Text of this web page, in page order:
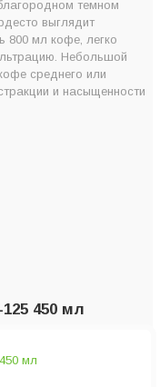
темном
выглядит
800 мл кофе, легко
Небольшой
среднего или
и насыщенности
450 мл